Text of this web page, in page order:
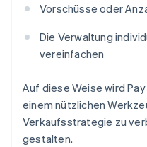
Vorschüsse oder
Die Verwaltung
vereinfachen
Auf diese Weise wird
einem nützlichen
Verkaufsstrategie zu
gestalten.